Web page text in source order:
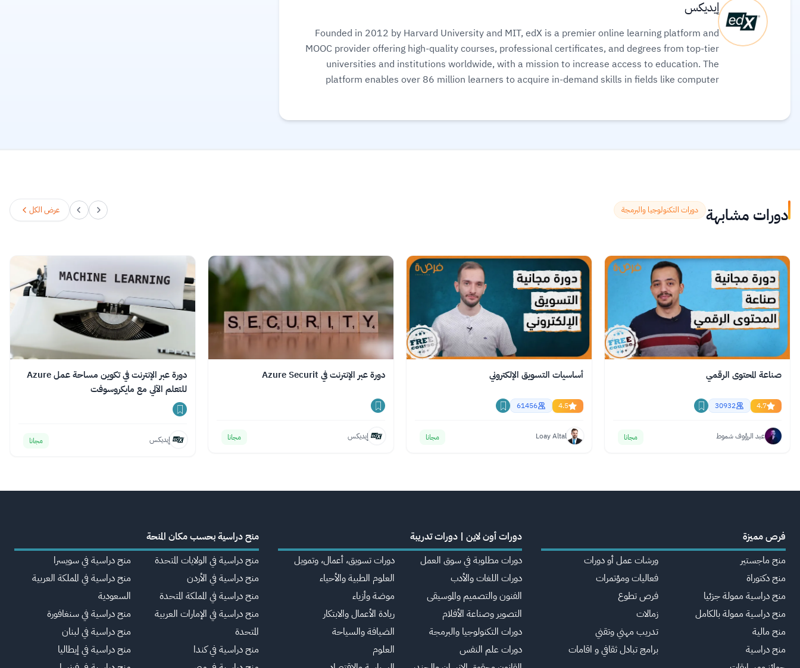
إيديكس
Founded in 2012 by Harvard University and MIT, edX is a premier online learning platform and
MOOC provider offering high-quality courses, professional certificates, and degrees from top-tier
universities and institutions worldwide, with a mission to increase access to education. The
platform enables over 86 million learners to acquire in-demand skills in fields like computer
دورات مشابهة دورات التكنولوجيا والبرمجة عرض الكل
صناعة المحتوى الرقمي
4.7
30932
عبد الرؤوف شموط مجانا
أساسيات التسويق الإلكتروني
4.5
61456
Loay Altal مجانا
دورة عبر الإنترنت في Azure Securit
إيديكس مجانا
دورة عبر الإنترنت في تكوين مساحة عمل Azure
للتعلم الآلي مع مايكروسوفت
إيديكس مجانا
فرص مميزة
منح ماجستير
منح دكتوراة
منح دراسية ممولة جزئيا
منح دراسية ممولة بالكامل
منح مالية
منح دراسية
ورشات عمل أو دورات
فعاليات ومؤتمرات
فرص تطوع
زمالات
تدريب مهني وتقني
برامج تبادل ثقافي و اقامات
دورات أون لاين | دورات تدريبة
دورات مطلوبة في سوق العمل
دورات اللغات والأدب
الفنون والتصميم والموسيقى
التصوير وصناعة الأفلام
دورات التكنولوجيا والبرمجة
دورات علم النفس
دورات تسويق، أعمال، وتمويل
العلوم الطبية والأحياء
موضة وأزياء
ريادة الأعمال والابتكار
الضيافة والسياحة
العلوم
منح دراسية بحسب مكان المنحة
منح دراسية في الولايات المتحدة
منح دراسية في الأردن
منح دراسية في المملكة المتحدة
منح دراسية في الإمارات العربية
المتحدة
منح دراسية في كندا
منح دراسية في سويسرا
منح دراسية في المملكة العربية
السعودية
منح دراسية في سنغافورة
منح دراسية في لبنان
منح دراسية في إيطاليا